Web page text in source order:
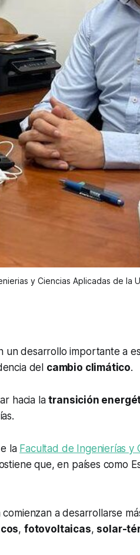
y Ciencias Aplicadas de la
un desarrollo importante a
del cambio climático.
hacia latransición
la Facultad de Ingenierías y
que, en países como
a desarrollarse
, fotovoltaicas, solar-